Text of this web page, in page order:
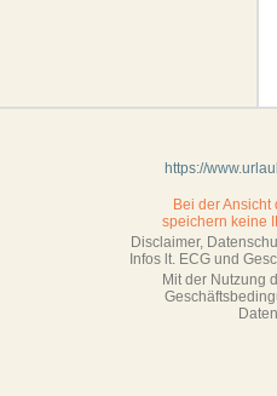
https://
Bei der
speichern keine
Disclaimer,
Infos lt. ECG und
Mit der Nutzung